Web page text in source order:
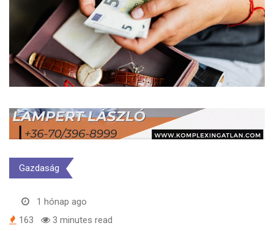
Gazdaság
1 hónap ago
163
3 minutes read